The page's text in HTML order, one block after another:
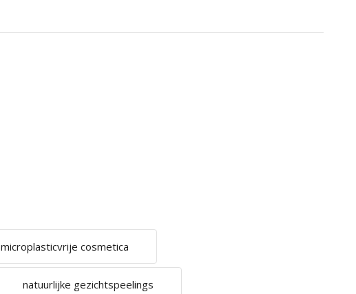
microplasticvrije cosmetica
natuurlijke gezichtspeelings